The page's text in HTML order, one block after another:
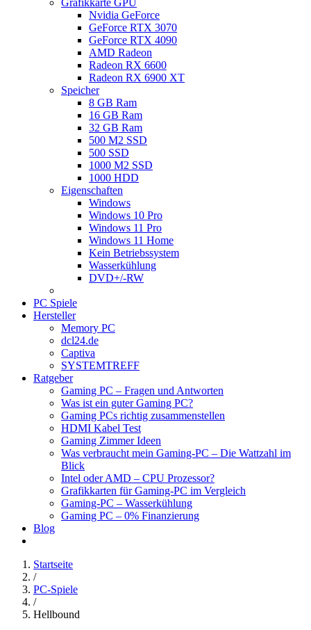
Nvidia GeForce
GeForce RTX 3070
GeForce RTX 4090
AMD Radeon
Radeon RX 6600
Radeon RX 6900 XT
Speicher
8 GB Ram
16 GB Ram
32 GB Ram
500 M2 SSD
500 SSD
1000 M2 SSD
1000 HDD
Eigenschaften
Windows
Windows 10 Pro
Windows 11 Pro
Windows 11 Home
Kein Betriebssystem
Wasserkühlung
DVD+/-RW
PC Spiele
Hersteller
Memory PC
dcl24.de
Captiva
SYSTEMTREFF
Ratgeber
Gaming PC – Fragen und Antworten
Was ist ein guter Gaming PC?
Gaming PCs richtig zusammenstellen
HDMI Kabel Test
Gaming Zimmer Ideen
Was verbraucht mein Gaming-PC – Die Wattzahl im
Blick
Intel oder AMD – CPU Prozessor?
Grafikkarten für Gaming-PC im Vergleich
Gaming-PC – Wasserkühlung
Gaming PC – 0% Finanzierung
Blog
Startseite
/
PC-Spiele
/
Hellbound